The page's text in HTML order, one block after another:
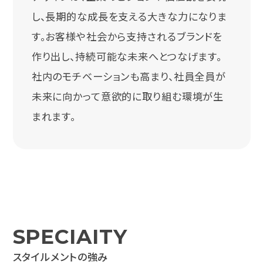
し、長期的な成長を支える大きな力になりま
す。お客様や社会から支持されるブランドを
作り出し、持続可能な未来へとつなげます。
社内のモチベーションも高まり、社員全員が
未来に向かって意欲的に取り組む環境が生
まれます。
SPECIAITY
スタイルメントの強み